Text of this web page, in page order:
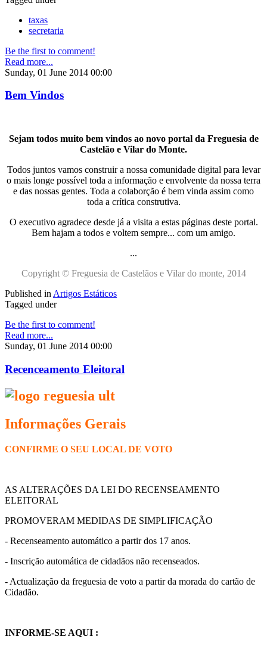
taxas
secretaria
Be the first to comment!
Read more...
Sunday, 01 June 2014 00:00
Bem Vindos
Sejam todos muito bem vindos ao novo portal da Freguesia de
Castelão e Vilar do Monte.
Todos juntos vamos construir a nossa comunidade digital para levar
o mais longe possível toda a informação e envolvente da nossa terra
e das nossas gentes. Toda a colaborção é bem vinda assim como
toda a crítica construtiva.
O executivo agradece desde já a visita a estas páginas deste portal.
Bem hajam a todos e voltem sempre... com um amigo.
...
Copyright © Freguesia de Castelãos e Vilar do monte, 2014
Published in Artigos Estáticos
Tagged under
Be the first to comment!
Read more...
Sunday, 01 June 2014 00:00
Recenceamento Eleitoral
Informações Gerais
CONFIRME O SEU LOCAL DE VOTO
AS ALTERAÇÕES DA LEI DO RECENSEAMENTO
ELEITORAL
PROMOVERAM MEDIDAS DE SIMPLIFICAÇÃO
- Recenseamento automático a partir dos 17 anos.
- Inscrição automática de cidadãos não recenseados.
- Actualização da freguesia de voto a partir da morada do cartão de
Cidadão.
INFORME-SE AQUI :